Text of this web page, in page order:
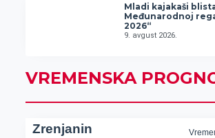
Mladi kajakaši
Međunarodnoj
2026“
9. avgust 2026.
VREMENSKA